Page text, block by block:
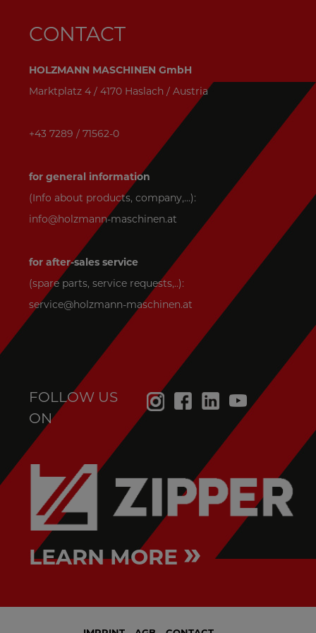
CONTACT
HOLZMANN MASCHINEN GmbH
Marktplatz 4 / 4170 Haslach / Austria
+43 7289 / 71562-0
for general information
(Info about products, company,...):
info@holzmann-maschinen.at
for after-sales service
(spare parts, service requests,..):
service@holzmann-maschinen.at
FOLLOW US
ON
LEARN MORE »